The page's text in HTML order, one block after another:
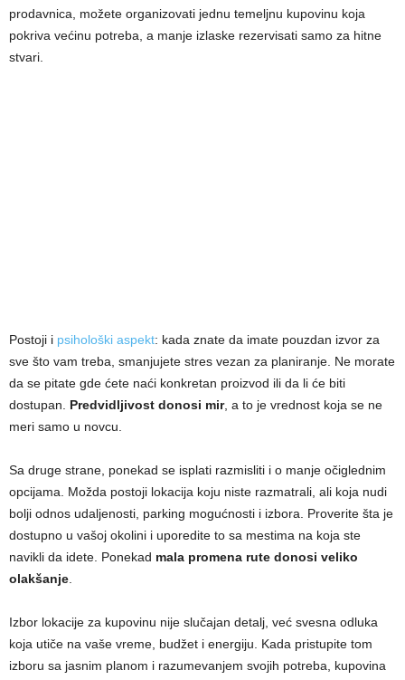
prodavnica, možete organizovati jednu temeljnu kupovinu koja
pokriva većinu potreba, a manje izlaske rezervisati samo za hitne
stvari.
Postoji i psihološki aspekt: kada znate da imate pouzdan izvor za
sve što vam treba, smanjujete stres vezan za planiranje. Ne morate
da se pitate gde ćete naći konkretan proizvod ili da li će biti
dostupan. Predvidljivost donosi mir, a to je vrednost koja se ne
meri samo u novcu.
Sa druge strane, ponekad se isplati razmisliti i o manje očiglednim
opcijama. Možda postoji lokacija koju niste razmatrali, ali koja nudi
bolji odnos udaljenosti, parking mogućnosti i izbora. Proverite šta je
dostupno u vašoj okolini i uporedite to sa mestima na koja ste
navikli da idete. Ponekad mala promena rute donosi veliko
olakšanje.
Izbor lokacije za kupovinu nije slučajan detalj, već svesna odluka
koja utiče na vaše vreme, budžet i energiju. Kada pristupite tom
izboru sa jasnim planom i razumevanjem svojih potreba, kupovina